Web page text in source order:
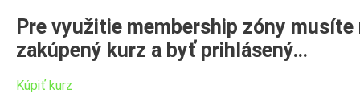
Pre využitie membership zóny musíte
zakúpený kurz a byť prihlásený…
Kúpiť kurz